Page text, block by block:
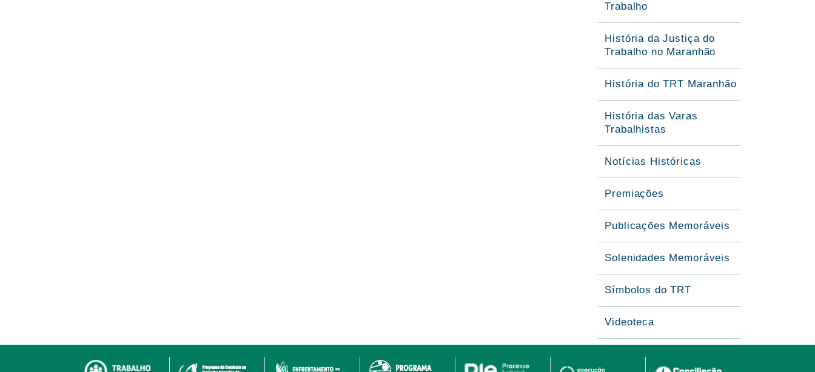
Trabalho
História da Justiça do
Trabalho no Maranhão
História do TRT Maranhão
História das Varas
Trabalhistas
Notícias Históricas
Premiações
Publicações Memoráveis
Solenidades Memoráveis
Símbolos do TRT
Videoteca